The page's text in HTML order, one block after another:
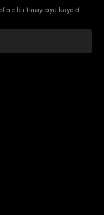
bu tarayıcıya kaydet.